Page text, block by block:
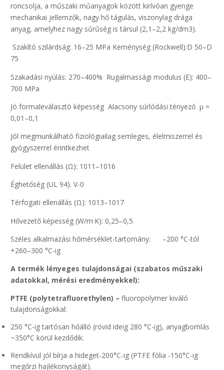
roncsolja, a műszaki műanyagok között kirívóan gyenge
mechanikai jellemzők, nagy hő tágulás, viszonylag drága
anyag, amelyhez nagy sűrűség is társul (2,1–2,2 kg/dm3).
Szakító szilárdság: 16–25 MPa Keménység (Rockwell):D 50–D
75
Szakadási nyúlás: 270–400% Rugalmassági modulus (E): 400–
700 MPa
Jó formaleválasztó képesség Alacsony súrlódási tényező µ =
0,01–0,1
Jól megmunkálható fiziológiailag semleges, élelmiszerrel és
gyógyszerrel érintkezhet
Felület ellenállás (Ω): 1011–1016
Éghetőség (UL 94). V-0
Térfogati ellenállás (Ω): 1013–1017
Hővezető képesség (W/m·K): 0,25–0,5
Széles alkalmazási hőmérséklet-tartomány: –200 °C-tól
+260–300 °C-ig
A termék lényeges tulajdonságai (szabatos műszaki
adatokkal, mérési eredményekkel):
PTFE (polytetrafluorethylen) –fluoropolymer kiváló
tulajdonságokkal:
250 °C-ig tartósan hőálló (rövid ideig 280 °C-ig), anyagbomlás
~350°C körül kezdődik.
Rendkívül jól bírja a hideget-200°C-ig (PTFE fólia -150°C-ig
megőrzi hajlékonyságát).